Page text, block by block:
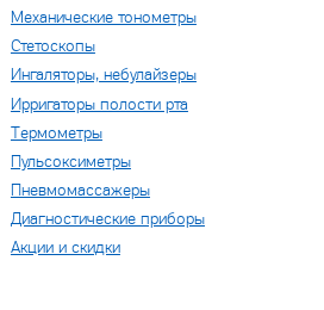
Механические тонометры
Стетоскопы
Ингаляторы, небулайзеры
Ирригаторы полости рта
Термометры
Пульсоксиметры
Пневмомассажеры
Диагностические приборы
Акции и скидки